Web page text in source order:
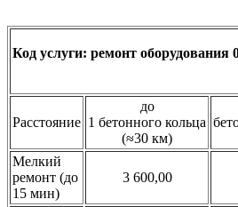
Код услуги: ремонт оборудования
Расстояние
до
1 бетонного кольца
(≈30 км)
Мелкий
ремонт (до
15 мин)
3 600,00